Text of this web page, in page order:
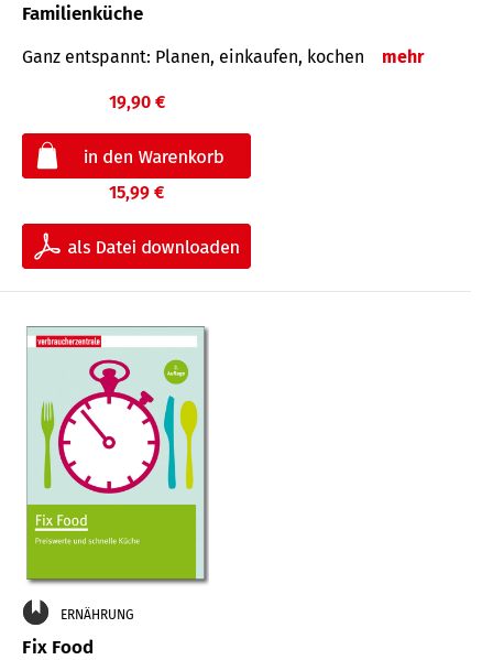
Familienküche
Ganz entspannt: Planen, einkaufen, kochen mehr
19,90 €
15,99 €
ERNÄHRUNG
Fix Food